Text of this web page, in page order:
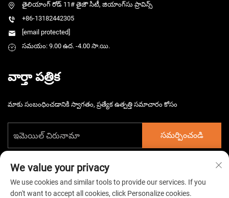
తైలియాంగ్ రోడ్ 11# తైజౌ సిటీ, జియాంగ్‌సు ప్రావిన్స్
+86-13182442305
[email protected]
సమయం: 9.00 ఉద. -4.00 సా.యి.
వార్తా పత్రిక
మాకు సంబంధించడానికి స్వాగతం, ప్రత్యేక ఉత్పత్తి సమాచారం కోసం
సమర్పించండి
We value your privacy
We use cookies and similar tools to provide our services. If you
don't want to accept all cookies, click Personalize cookies.